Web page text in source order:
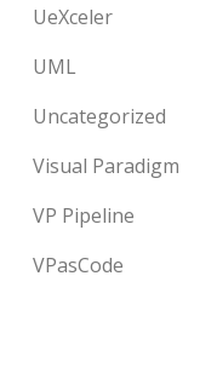
UeXceler
UML
Uncategorized
Visual Paradigm
VP Pipeline
VPasCode